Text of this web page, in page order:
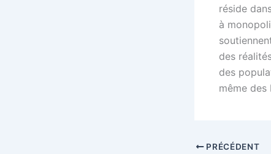
réside
à
des
des
même des
PRÉCÉDENT